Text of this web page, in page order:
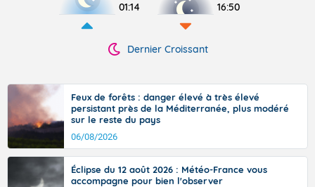
01:14 16:50
Dernier Croissant
Feux de forêts : danger élevé à très élevé
persistant près de la Méditerranée, plus modéré
sur le reste du pays
06/08/2026
Éclipse du 12 août 2026 : Météo-France vous
accompagne pour bien l'observer